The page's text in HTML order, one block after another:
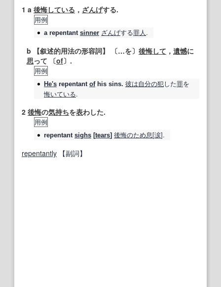
1 a 後悔している ， ざんげする.
用例
a repentant sinner ざんげする罪人.
b 【叙述的用法の形容詞】 〔…を〕 後悔して ， 遺憾に
思って 〔of〕.
用例
He's repentant ofhis sins. 彼は自分の犯した罪を
悔いている.
2 後悔の気持ちを表わした.
用例
repentant sighs [tears] 後悔のため息[涙].
repentantly 【副詞】